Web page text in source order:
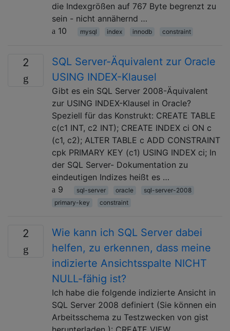
die Indexgrößen auf 767 Byte begrenzt zu
sein - nicht annähernd …
10
mysql index innodb constraint
2
SQL Server-Äquivalent zur Oracle
USING INDEX-Klausel
Gibt es ein SQL Server 2008-Äquivalent
zur USING INDEX-Klausel in Oracle?
Speziell für das Konstrukt: CREATE TABLE
c(c1 INT, c2 INT); CREATE INDEX ci ON c
(c1, c2); ALTER TABLE c ADD CONSTRAINT
cpk PRIMARY KEY (c1) USING INDEX ci; In
der SQL Server- Dokumentation zu
eindeutigen Indizes heißt es …
9
sql-server oracle
sql-server-2008
primary-key
constraint
2
Wie kann ich SQL Server dabei
helfen, zu erkennen, dass meine
indizierte Ansichtsspalte NICHT
NULL-fähig ist?
Ich habe die folgende indizierte Ansicht in
SQL Server 2008 definiert (Sie können ein
Arbeitsschema zu Testzwecken von gist